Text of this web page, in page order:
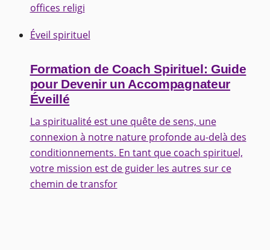
offices religi
Éveil spirituel
Formation de Coach Spirituel: Guide
pour Devenir un Accompagnateur
Éveillé
La spiritualité est une quête de sens, une
connexion à notre nature profonde au-delà des
conditionnements. En tant que coach spirituel,
votre mission est de guider les autres sur ce
chemin de transfor